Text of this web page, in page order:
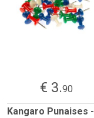
€ 3.90
Kangaro Punaises -